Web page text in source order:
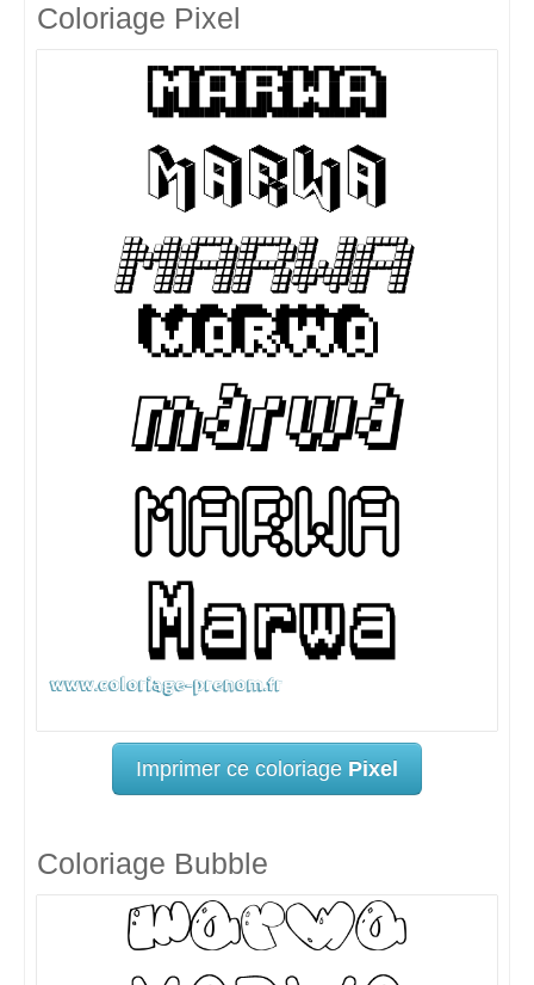
Coloriage Pixel
Imprimer ce coloriage Pixel
Coloriage Bubble